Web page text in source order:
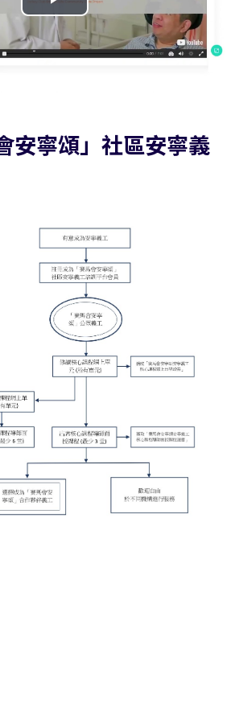
播
放
安寧頌」社區安寧義